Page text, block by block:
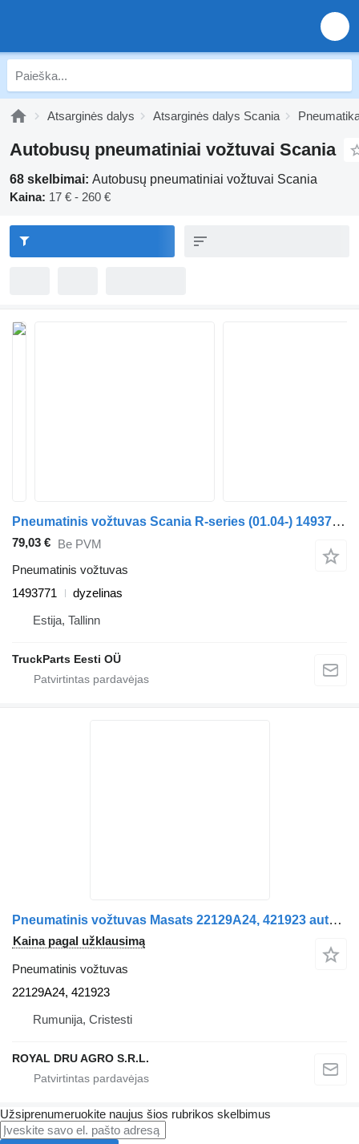
Atsarginės dalys Atsarginės dalys Scania
Autobusų pneumatiniai vožtuvai Scania
68 skelbimai: Autobusų pneumatiniai vožtuvai Scania
Kaina: 17 € - 260 €
Pneumatinis vožtuvas Scania R-series (01.04-) 1493771 autobuso Scania P,G,R,T-series (2004-2017)
79,03 € Be PVM
Pneumatinis vožtuvas
1493771
dyzelinas
Estija, Tallinn
TruckParts Eesti OÜ
Pneumatinis vožtuvas Masats 22129A24, 421923 autobuso Scania 4-Series K114
Kaina pagal užklausimą
Pneumatinis vožtuvas
22129A24, 421923
Rumunija, Cristesti
ROYAL DRU AGRO S.R.L.
Užsiprenumeruokite naujus šios rubrikos skelbimus